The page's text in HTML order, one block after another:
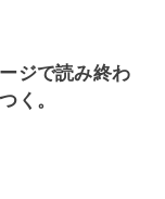
ジで読み終わ
く。